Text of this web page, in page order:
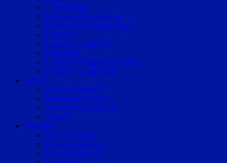
Geiselhöring
Mallersdorf-Pfaffenberg
Landkreis Straubing-Bogen
Landshut
Landkreis Landshut
Dingolfing
Landkreis Dingolfing-Landau
Landkreis Deggendorf
Polizei
Polizeimeldungen
Fahndung/Vermisste
Aus dem Gerichtssaal
Verkehr
Ratgeber
Auto & Verkehr
Bauen & Wohnen
Geld & Finanzen